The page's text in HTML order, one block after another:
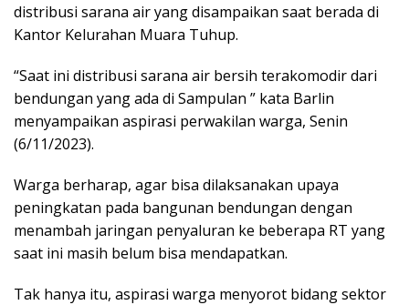
distribusi sarana air yang disampaikan saat berada di
Kantor Kelurahan Muara Tuhup.
“Saat ini distribusi sarana air bersih terakomodir dari
bendungan yang ada di Sampulan ” kata Barlin
menyampaikan aspirasi perwakilan warga, Senin
(6/11/2023).
Warga berharap, agar bisa dilaksanakan upaya
peningkatan pada bangunan bendungan dengan
menambah jaringan penyaluran ke beberapa RT yang
saat ini masih belum bisa mendapatkan.
Tak hanya itu, aspirasi warga menyorot bidang sektor